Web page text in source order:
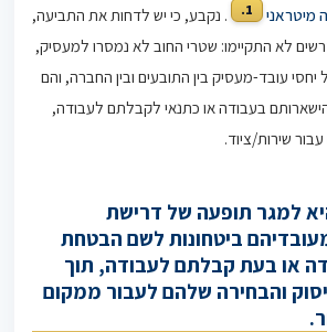
מיטראני 1.
.‏ נקבע, כי יש לדחות את התביעה,
לא התקיימו: שטרי החוב לא נמסרו למעסיק,
עובד-מעסיק בין התובעים ובין החברה, והם
בעבודה או כתנאי לקבלתם לעבודה,
שירות/ציוד.
למגר תופעה של דרישת
ביטחונות לשם הבטחת
או בעת קבלתם לעבודה, תוך
והבחירה שלהם לעבור ממקום
.